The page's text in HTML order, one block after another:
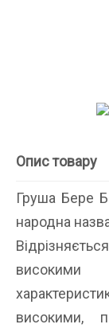
Опис товару
Груша Бере
народна
високими,